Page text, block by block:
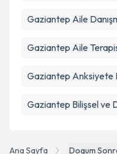
Ana Sayfa
Dogum
Gaziantep Aile
Gaziantep Aile
Gaziantep Anksiyete
Gaziantep Bilişsel ve